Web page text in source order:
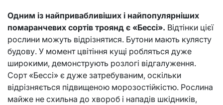
Одним із найпривабливіших і найпопулярніших
помаранчевих сортів троянд є «Бессі». Відтінки цієї
рослини можуть відрізнятися. Бутони мають кулясту
будову. У момент цвітіння кущі робляться дуже
широкими, демонструють розлогі відгалуження.
Сорт «Бессі» є дуже затребуваним, оскільки
відрізняється підвищеною морозостійкістю. Рослина
майже не схильна до хвороб і нападів шкідників,